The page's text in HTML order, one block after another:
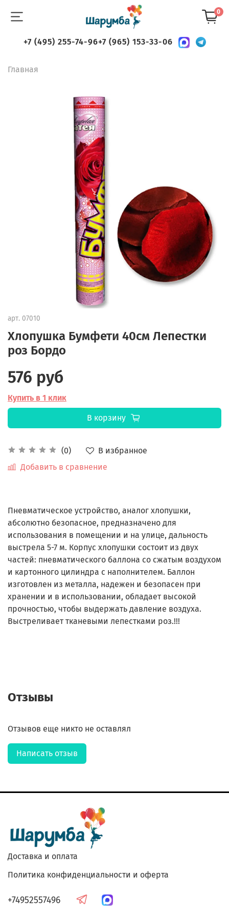
0
+7 (495) 255-74-96+7 (965) 153-33-06
Главная
арт. 07010
Хлопушка Бумфети 40см Лепестки
роз Бордо
(0)
В избранное
Добавить в сравнение
576 руб
Купить в 1 клик
В корзину
Пневматическое устройство, аналог хлопушки,
абсолютно безопасное, предназначено для
использования в помещении и на улице, дальность
выстрела 5-7 м. Корпус хлопушки состоит из двух
частей: пневматического баллона со сжатым воздухом
и картонного цилиндра с наполнителем. Баллон
изготовлен из металла, надежен и безопасен при
хранении и в использовании, обладает высокой
прочностью, чтобы выдержать давление воздуха.
Выстреливает тканевыми лепестками роз.!!!
Отзывы
Отзывов еще никто не оставлял
Написать отзыв
Доставка и оплата
Политика конфиденциальности и оферта
+74952557496